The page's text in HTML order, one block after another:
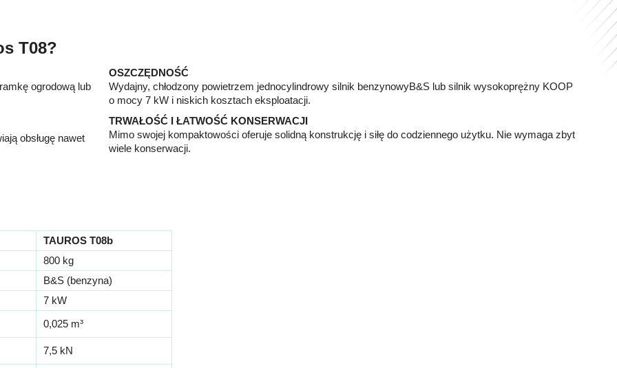
T08?
ogrodową lub
OSZCZĘDNOŚĆ
Wydajny, chłodzony powietrzem jednocylindrowy silnik benzynowyB&S lub silnik wysokoprężny KOOP
o mocy 7 kW i niskich kosztach eksploatacji.
obsługę nawet
TRWAŁOŚĆ I ŁATWOŚĆ KONSERWACJI
Mimo swojej kompaktowości oferuje solidną konstrukcję i siłę do codziennego użytku. Nie wymaga zbyt
wiele konserwacji.
TAUROS T08b
800 kg
B&S (benzyna)
7 kW
0,025 m³
7,5 kN